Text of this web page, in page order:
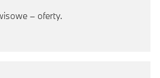
– oferty.